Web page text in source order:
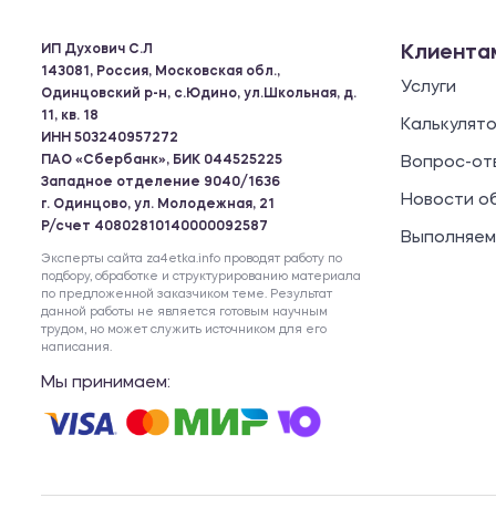
ИП Духович С.Л
143081, Россия, Московская обл.,
Одинцовский р-н, с.Юдино, ул.Школьная, д.
11, кв. 18
ИНН 503240957272
ПАО «Сбербанк», БИК 044525225
Западное отделение 9040/1636
г. Одинцово, ул. Молодежная, 21
Р/счет 40802810140000092587
Эксперты сайта za4etka.info проводят работу по
подбору, обработке и структурированию материала
по предложенной заказчиком теме. Результат
данной работы не является готовым научным
трудом, но может служить источником для его
написания.
Мы принимаем:
Услуги
Вопрос-
Новости